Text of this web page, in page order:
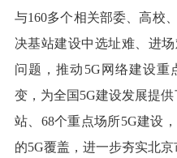
与160多个相关部委、高校
决基站建设中选址难、进
问题，推动5G网络建设重
变，为全国5G建设发展提
站、68个重点场所5G建设
的5G覆盖，进一步夯实北京